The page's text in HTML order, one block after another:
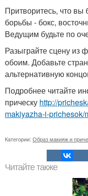
Притворитесь, что вы
борьбы - бокс,
Ведущим будьте по
Разыграйте сцену из
обоим. Добавьте
альтернативную
Подробнее читайте
прическу http://
makiyazha-i-prichesok/
Категории: Образ макияж и
Читайте также